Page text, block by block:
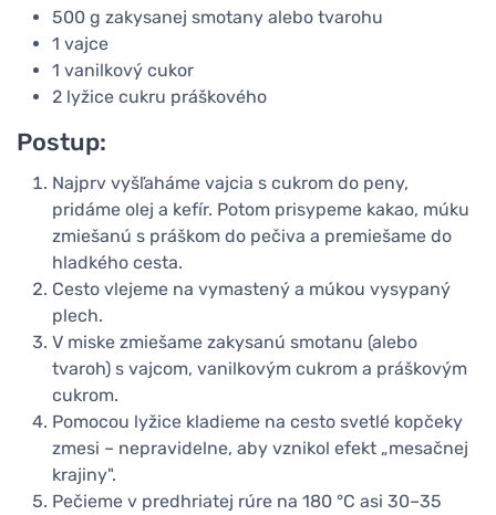
500 g zakysanej smotany alebo tvarohu
1 vajce
1 vanilkový cukor
2 lyžice cukru práškového
Postup:
Najprv vyšľaháme vajcia s cukrom do peny,
pridáme olej a kefír. Potom prisypeme kakao, múku
zmiešanú s práškom do pečiva a premiešame do
hladkého cesta.
Cesto vlejeme na vymastený a múkou vysypaný
plech.
V miske zmiešame zakysanú smotanu (alebo
tvaroh) s vajcom, vanilkovým cukrom a práškovým
cukrom.
Pomocou lyžice kladieme na cesto svetlé kopčeky
zmesi – nepravidelne, aby vznikol efekt „mesačnej
krajiny".
Pečieme v predhriatej rúre na 180 °C asi 30–35